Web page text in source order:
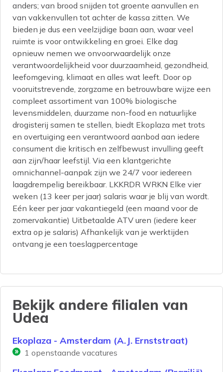
anders; van brood snijden tot groente aanvullen en
van vakkenvullen tot achter de kassa zitten. We
bieden je dus een veelzijdige baan aan, waar veel
ruimte is voor ontwikkeling en groei. Elke dag
opnieuw nemen we onvoorwaardelijk onze
verantwoordelijkheid voor duurzaamheid, gezondheid,
leefomgeving, klimaat en alles wat leeft. Door op
vooruitstrevende, zorgzame en betrouwbare wijze een
compleet assortiment van 100% biologische
levensmiddelen, duurzame non-food en natuurlijke
drogisterij samen te stellen, biedt Ekoplaza met trots
en overtuiging een verantwoord aanbod aan iedere
consument die kritisch en zelfbewust invulling geeft
aan zijn/haar leefstijl. Via een klantgerichte
omnichannel-aanpak zijn we 24/7 voor iedereen
laagdrempelig bereikbaar. LKKRDR WRKN Elke vier
weken (13 keer per jaar) salaris waar je blij van wordt.
Eén keer per jaar vakantiegeld (een maand voor de
zomervakantie) Uitbetaalde ATV uren (iedere keer
extra op je salaris) Afhankelijk van je werktijden
ontvang je een toeslagpercentage
Bekijk andere filialen van
Udea
Ekoplaza - Amsterdam (A.J. Ernststraat)
1 openstaande vacatures